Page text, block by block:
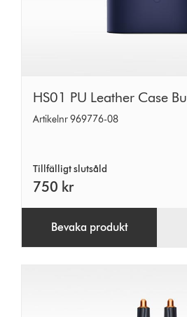
HS01
PU
Bu
HS01 PU Leather Case Bu
Artikelnr 969776-08
Tillfälligt slutsåld
750 kr
Bevaka produkt